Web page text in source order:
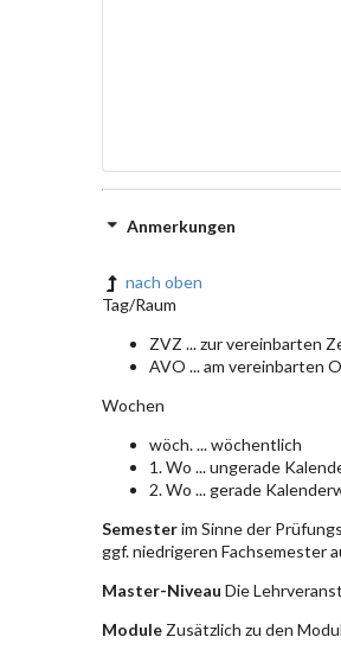
Anmerkungen
nach oben
Tag/Raum
ZVZ ... zur vereinbarten
AVO ... am vereinbarten
Wochen
wöch. ... wöchentlich
1. Wo ... ungerade
2. Wo ... gerade
Semesterim Sinne der
ggf. niedrigeren Fachsemester
Master-Niveau Die
ModuleZusätzlich zu den